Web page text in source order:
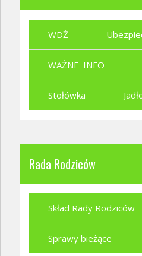
WDŻ
WAŻNE_INFO
Stołówka
Rada Rodziców
Skład Rady Rodziców
Sprawy bieżące